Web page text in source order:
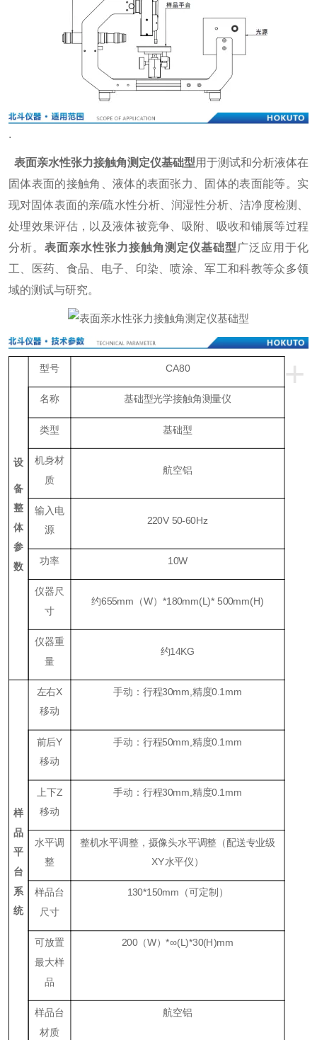
.
表面亲水性张力接触角测定仪基础型用于测试和分析液体在
固体表面的接触角、液体的表面张力、固体的表面能等。实
现对固体表面的亲/疏水性分析、润湿性分析、洁净度检测、
处理效果评估，以及液体被竞争、吸附、吸收和铺展等过程
分析。 表面亲水性张力接触角测定仪基础型 广泛应用于化
工、医药、食品、电子、印染、喷涂、军工和科教等众多领
域的测试与研究。
+
设
备
整
体
参
数
型号 CA80
名称 基础型光学接触角测量仪
类型 基础型
机身材
质
航空铝
输入电
源
220V 50-60Hz
功率 10W
仪器尺
寸
约655mm（W）*180mm(L)* 500mm(H)
仪器重
量
约14KG
样
品
平
台
系
统
左右X
移动
手动：行程30mm, 精度0.1mm
前后Y
移动
手动：行程50mm, 精度0.1mm
上下Z
移动
手动：行程30mm, 精度0.1mm
水平调
整
整机水平调整，摄像头水平调整（配送专业级
XY水平仪）
样品台
尺寸
130*150mm （可定制）
可放置
最大样
品
200（W）*∞(L)*30(H)mm
样品台
材质
航空铝